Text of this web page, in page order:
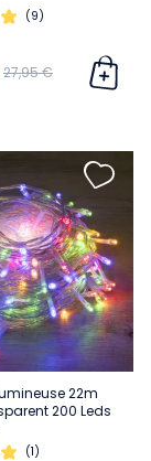
(9)
27,95 €
22m
200 Leds
(1)